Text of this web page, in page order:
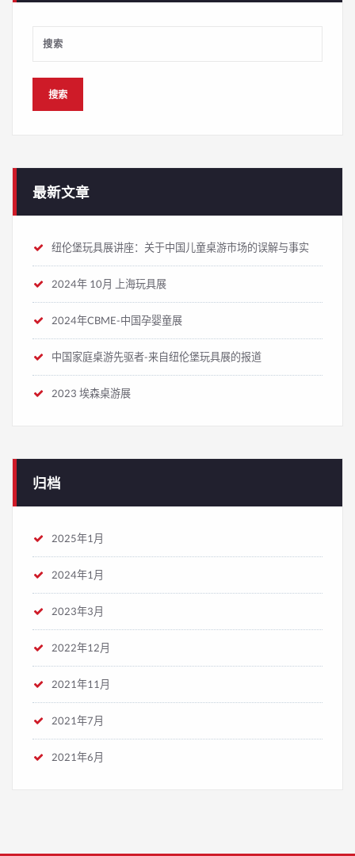
最新文章
纽伦堡玩具展讲座：关于中国儿童桌游市场的误解与事实
2024年 10月 上海玩具展
2024年CBME-中国孕婴童展
中国家庭桌游先驱者-来自纽伦堡玩具展的报道
2023 埃森桌游展
归档
2025年1月
2024年1月
2023年3月
2022年12月
2021年11月
2021年7月
2021年6月